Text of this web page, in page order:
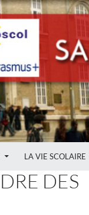
LA VIE SCOLAIRE
DES